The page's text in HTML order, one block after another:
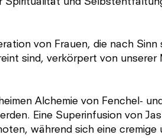
und
von Frauen, die nach Sinn
sind, verkörpert von unserer
Alchemie von Fenchel-
Eine Superinfusion von
während sich eine cremige